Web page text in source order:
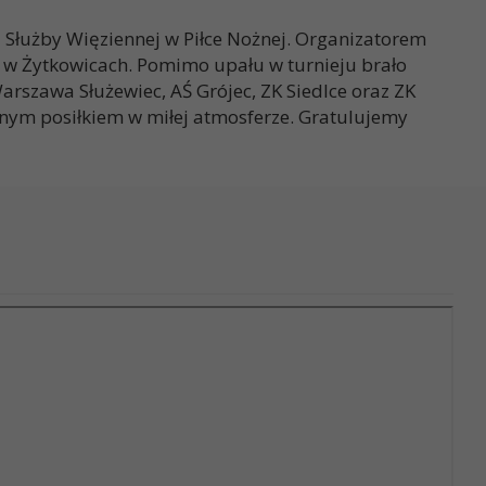
Więziennej w Piłce Nożnej. Organizatorem
Żytkowicach. Pomimo upału w turnieju brało
Służewiec, AŚ Grójec, ZK Siedlce oraz ZK
posiłkiem w miłej atmosferze. Gratulujemy